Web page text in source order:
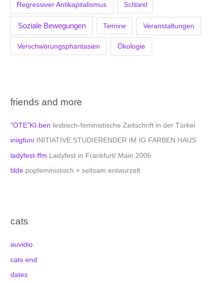
Regressiver Antikapitalismus Schland
Soziale Bewegungen Termine Veranstaltungen
Verschwörungsphantasien Ökologie
friends and more
"ÖTE"KI-ben lesbisch-feministische Zeitschrift in der Türkei
iniigfuni INITIATIVE STUDIERENDER IM IG FARBEN HAUS
ladyfest-ffm Ladyfest in Frankfurt/ Main 2006
tilde popfeministisch + seltsam entwurzelt
cats
auvidio
cats end
dates